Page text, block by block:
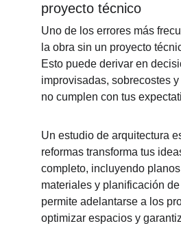
proyecto técnico
Uno de los errores más
la obra sin un proyecto
Esto puede derivar en
improvisadas, sobrecostes
no cumplen con tus
Un estudio de arquitectura
reformas transforma tus
completo, incluyendo
materiales y planificación
permite adelantarse a los
optimizar espacios y